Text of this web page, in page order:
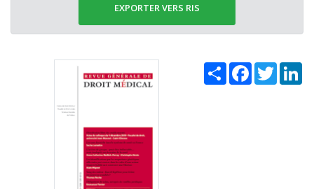
EXPORTER VERS RIS
Share Facebook
Twitter